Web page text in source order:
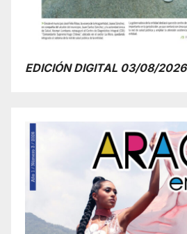
EDICIÓN DIGITAL 03/08/2026